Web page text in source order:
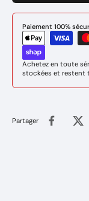
Marque : GYS
Réference: 078727
Garantie de 2 ans
Paiement 100%
Achetez en toute
stockées et restent
Partager